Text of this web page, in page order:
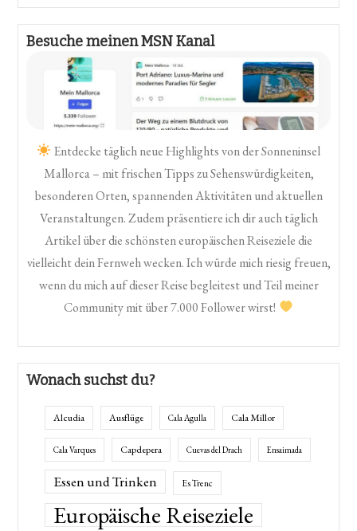
Besuche meinen MSN Kanal
Entdecke täglich neue Highlights von der Sonneninsel
Mallorca – mit frischen Tipps zu Sehenswürdigkeiten,
besonderen Orten, spannenden Aktivitäten und aktuellen
Veranstaltungen. Zudem präsentiere ich dir auch täglich
Artikel über die schönsten europäischen Reiseziele die
vielleicht dein Fernweh wecken. Ich würde mich riesig freuen,
wenn du mich auf dieser Reise begleitest und Teil meiner
Community mit über 7.000 Follower wirst!
Wonach suchst du?
Alcudia Ausflüge Cala Agulla Cala Millor
Cala Varques Capdepera Cuevas del Drach Ensaimada
Essen und Trinken Es Trenc
Europäische Reiseziele